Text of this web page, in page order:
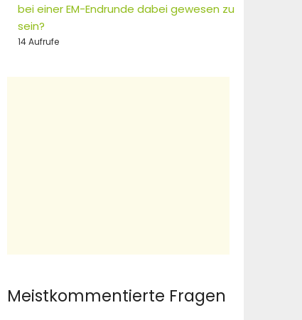
bei einer EM-Endrunde dabei gewesen zu
sein?
14 Aufrufe
Meistkommentierte Fragen